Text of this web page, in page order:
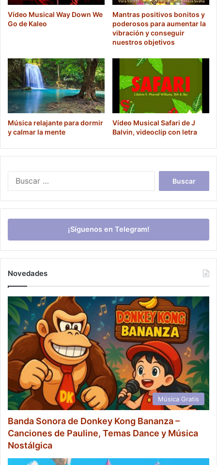
Vídeo Musical Way Down We
Go de Kaleo
Mantras positivos bonitos y
poderosos para aumentar la
vibración y conseguir
nuestros objetivos
Música relajante para dormir
y calmar la mente
Vídeo Musical Safari de J
Balvin, videoclip con letra
¡Síguenos en Telegram!
Novedades
Música Gratis
Banda Sonora de Donkey Kong Bananza –
Canciones de Pauline, Temas Dance y Música
Nostálgica